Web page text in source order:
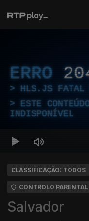
ERRO
HLS.JS FATAL
ESTE
INDISPONÍVEL
CLASSIFICAÇÃO: TODOS
CONTROLO
Salvador